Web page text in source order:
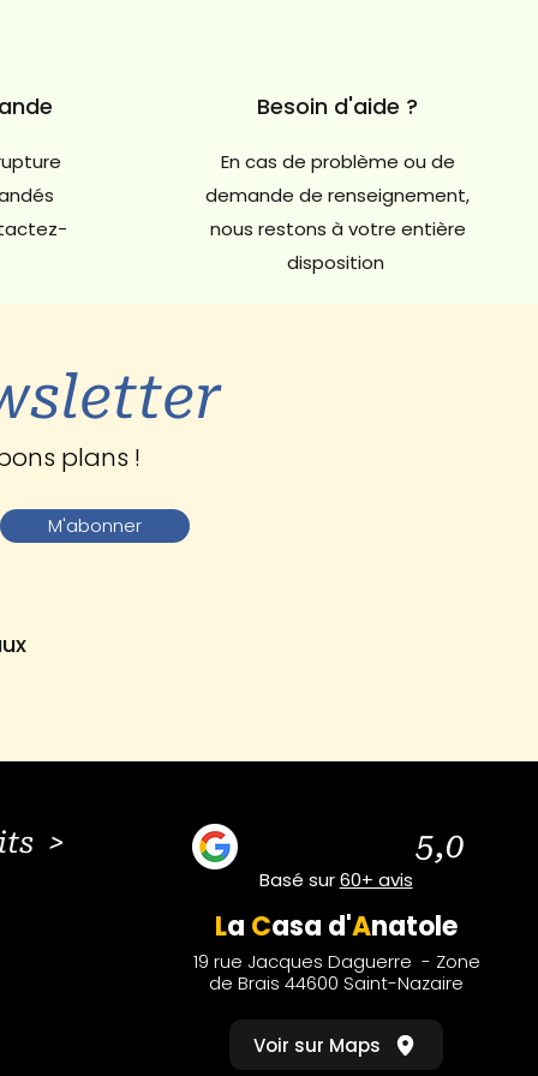
Besoin d'aide ?
En cas de problème ou de
demande de renseignement,
nous restons à votre entière
disposition
plans !
M'abonner
> 5,0
Basé sur60+ avis
La Casa d'Anatole
19 rue Jacques Daguerre - Zone
de Brais 44600 Saint-Nazaire
Voir sur Maps